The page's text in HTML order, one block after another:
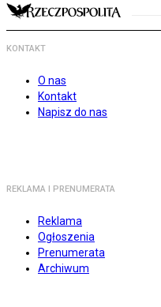
KONTAKT
O nas
Kontakt
Napisz do nas
REKLAMA I PRENUMERATA
Reklama
Ogłoszenia
Prenumerata
Archiwum